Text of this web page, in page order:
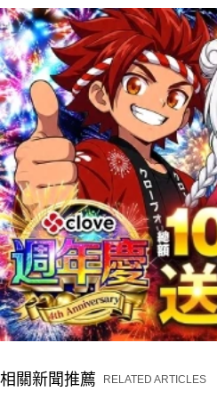
相關新聞推薦 RELATED ARTICLES